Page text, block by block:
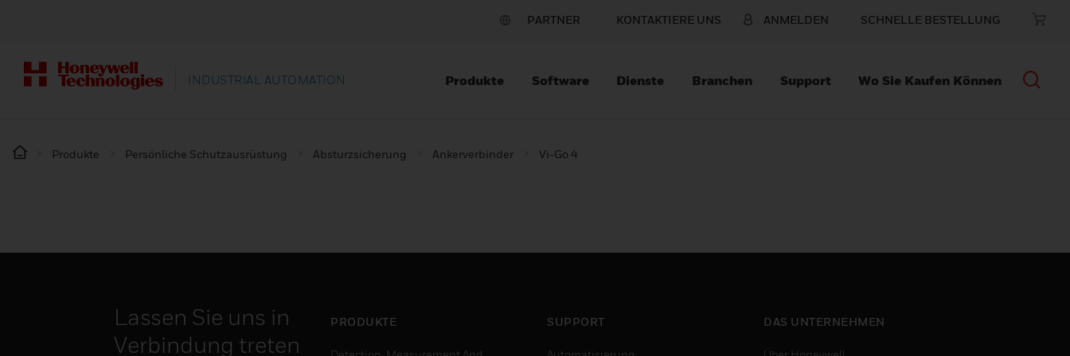
PARTNER KONTAKTIERE UNS ANMELDEN SCHNELLE BESTELLUNG
INDUSTRIAL AUTOMATION Produkte Software Dienste Branchen Support Wo Sie Kaufen Können
Produkte Persönliche Schutzausrüstung Absturzsicherung Ankerverbinder Vi-Go 4
Lassen Sie uns in
Verbindung treten
PRODUKTE SUPPORT DAS UNTERNEHMEN